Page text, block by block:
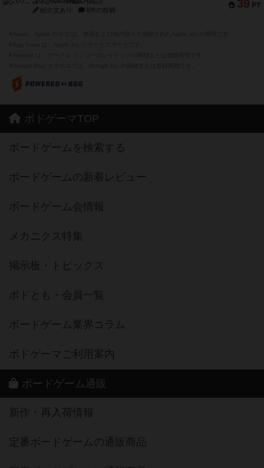
39 PT
紹介文あり 6件の投稿
ボドゲーマTOP
ボードゲームを検索する
ボードゲームの新着レビュー
ボードゲーム会情報
メカニクス特集
掲示板・トピックス
ボドとも・会員一覧
ボードゲーム業界コラム
ボドゲーマご利用案内
ボードゲーム通販
新作・再入荷情報
定番ボードゲームの通販商品